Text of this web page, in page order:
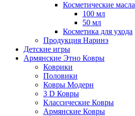
Косметические масла
100 мл
50 мл
Косметика для ухода
Продукция Наринэ
Детские игры
Армянские Этно Ковры
Коврики
Половики
Ковры Модерн
3 D Ковры
Классические Ковры
Армянские Ковры